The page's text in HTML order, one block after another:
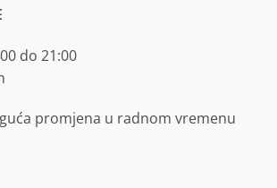
do 21:00
promjena u radnom vremenu